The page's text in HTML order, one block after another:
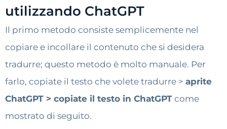
utilizzando ChatGPT
Il primo metodo consiste semplicemente nel
copiare e incollare il contenuto che si desidera
tradurre; questo metodo è molto manuale. Per
farlo, copiate il testo che volete tradurre > aprite
ChatGPT > copiate il testo in ChatGPT come
mostrato di seguito.